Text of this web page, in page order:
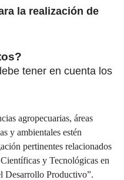
la realización de
tener en cuenta los
agropecuarias, áreas
y ambientales estén
pertinentes relacionados
y Tecnológicas en
Desarrollo Productivo”.